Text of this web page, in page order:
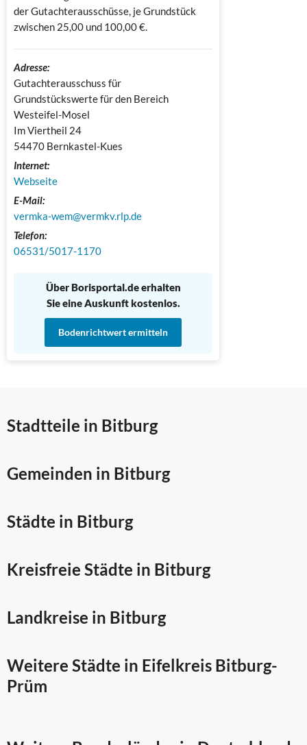
der Gutachterausschüsse, je Grundstück
zwischen 25,00 und 100,00 €.
Adresse:
Gutachterausschuss für
Grundstückswerte für den Bereich
Westeifel-Mosel
Im Viertheil 24
54470 Bernkastel-Kues
Internet:
Webseite
E-Mail:
vermka-wem@vermkv.rlp.de
Telefon:
06531/5017-1170
Über Borisportal.de erhalten
Sie eine Auskunft kostenlos.
Bodenrichtwert ermitteln
Stadtteile in Bitburg
Gemeinden in Bitburg
Städte in Bitburg
Kreisfreie Städte in Bitburg
Landkreise in Bitburg
Weitere Städte in Eifelkreis Bitburg-
Prüm